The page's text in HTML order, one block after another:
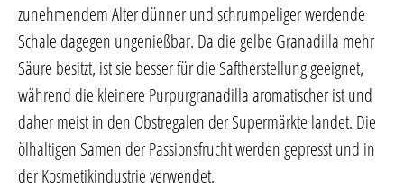
zunehmendem Alter dünner und schrumpeliger werdende
Schale dagegen ungenießbar. Da die gelbe Granadilla mehr
Säure besitzt, ist sie besser für die Saftherstellung geeignet,
während die kleinere Purpurgranadilla aromatischer ist und
daher meist in den Obstregalen der Supermärkte landet. Die
ölhaltigen Samen der Passionsfrucht werden gepresst und in
der Kosmetikindustrie verwendet.